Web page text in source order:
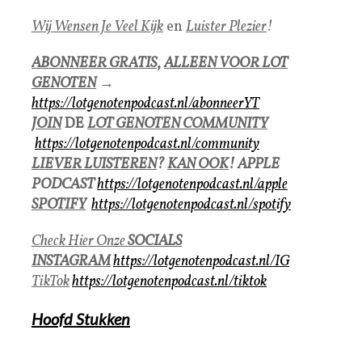
Wij Wensen Je Veel Kijk en Luister Plezier!
ABONNEER GRATIS,ALLEEN VOOR LOT
GENOTEN→
https://lotgenotenpodcast.nl/abonneerYT
JOINDELOT GENOTEN COMMUNITY
https://lotgenotenpodcast.nl/community
LIEVER LUISTEREN?KAN OOK!APPLE
PODCASThttps://lotgenotenpodcast.nl/apple
SPOTIFY https://lotgenotenpodcast.nl/spotify
Check Hier OnzeSOCIALS
INSTAGRAMhttps://lotgenotenpodcast.nl/IG
TikTokhttps://lotgenotenpodcast.nl/tiktok
Hoofd Stukken